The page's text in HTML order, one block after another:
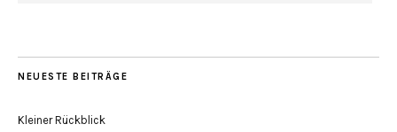
NEUESTE BEITRÄGE
Kleiner Rückblick